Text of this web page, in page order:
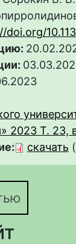
doi.org/
2023 Т. 23,
скачать